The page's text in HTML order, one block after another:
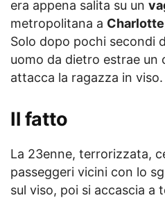
era appena salita su un
metropolitana a Charlotte
Solo dopo pochi secondi
uomo da dietro estrae un
attacca la ragazza in
Il fatto
La 23enne, terrorizzata,
passeggeri vicini con lo
sul viso, poi si accascia a